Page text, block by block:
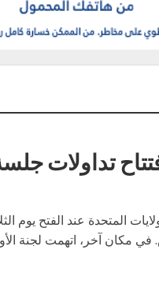
تداولات جلسة
المتحدة عند الفتح يوم
مكان آخر، اتهمت لجنة